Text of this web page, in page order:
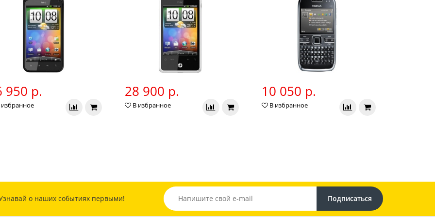
950 р. 28 900 р.
В избранное
10 050 р.
В избранное
о наших событиях первыми!